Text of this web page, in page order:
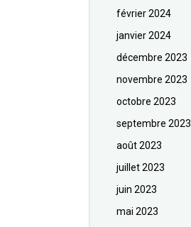
février 2024
janvier 2024
décembre 2023
novembre 2023
octobre 2023
septembre 2023
août 2023
juillet 2023
juin 2023
mai 2023